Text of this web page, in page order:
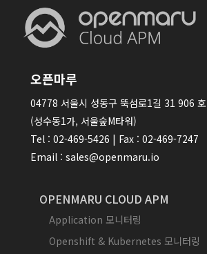
오픈마루
04778 서울시 성동구 뚝섬로1길 31 906 호
(성수동1가, 서울숲M타워)
Tel : 02-469-5426 | Fax : 02-469-7247
Email : sales@openmaru.io
OPENMARU CLOUD APM
Application 모니터링
Openshift & Kubernetes 모니터링